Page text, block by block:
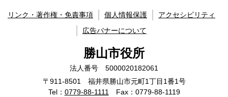
リンク・著作権・免責事項 個人情報保護
アクセシビリティ
広告バナーについて
勝山市役所
法人番号 5000020182061
〒911-8501 福井県勝山市元町1丁目1番1号
Tel： 0779-88-1111
Fax：0779-88-1119